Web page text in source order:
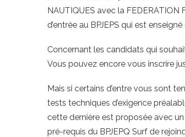
NAUTIQUES avec la FEDERATION
d’entrée au BPJEPS qui est enseigné
Concernant les candidats qui
Vous pouvez encore vous inscrire
Mais si certains d’entre vous sont
tests techniques d’exigence
cette dernière est proposée avec
pré-requis du BPJEPQ Surf de